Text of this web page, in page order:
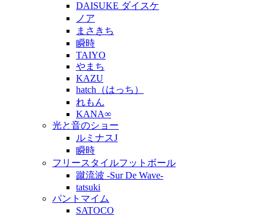
DAISUKE ダイスケ
ノア
まさきち
瞬時
TAIYO
やまち
KAZU
hatch（はっち）
れもん
KANA∞
光と音のショー
ルミナスJ
瞬時
フリースタイルフットボール
蹴流波 -Sur De Wave-
tatsuki
パントマイム
SATOCO